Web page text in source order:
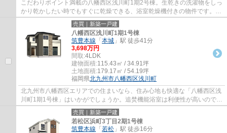
こだわりポイント満載の八幡西区浅川町1期2号棟。生乾きの洗濯物をしっ
かり乾かしたい時でもすぐに乾燥できる、浴室乾燥機付きの物件です。
TVインターホン付きでお子様のお留守番も安...
売買｜新築一戸建
八幡西区浅川町1期1号棟
筑豊本線 「 本城 」駅 徒歩41分
3,698万円
間取:4LDK
建物面積:115.43㎡ / 34.91坪
土地面積:179.17㎡ / 54.19坪
福岡県北九州市八幡西区浅川町
北九州市八幡西区エリアでの住まいなら、住み心地も快適な「八幡西区浅
川町1期1号棟」はいかがでしょうか。追焚機能浴室は利便性が高いので、
あって損はありません。家族皆で暮らすな...
売買｜新築一戸建
若松区浜町3丁目2期1号棟
筑豊本線 「 若松 」駅 徒歩16分